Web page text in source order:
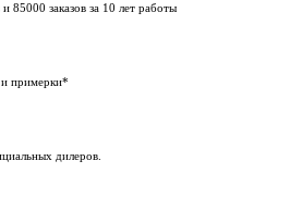
85000 заказов за 10 лет работы
и примерки*
дилеров.